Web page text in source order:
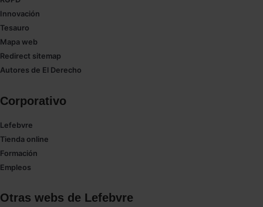
las que sean indispensables para la navegación.
Saber más acerca de las cookies
Innovación
Tesauro
Mapa web
Redirect sitemap
Autores de El Derecho
Corporativo
Lefebvre
Tienda online
Formación
Empleos
Otras webs de Lefebvre